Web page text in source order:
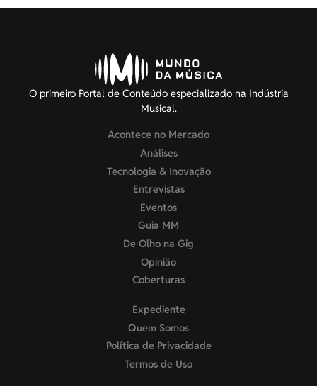
O primeiro Portal de Conteúdo especializado na Indústria
Musical.
Acontece no Mercado
Análises
Tecnologia & Inovação
Entrevistas
Eventos
Guia MM
De Olho na Gig
Opinião
Coberturas
Expediente
Quem Somos
Política de Privacidade
Termos de Uso